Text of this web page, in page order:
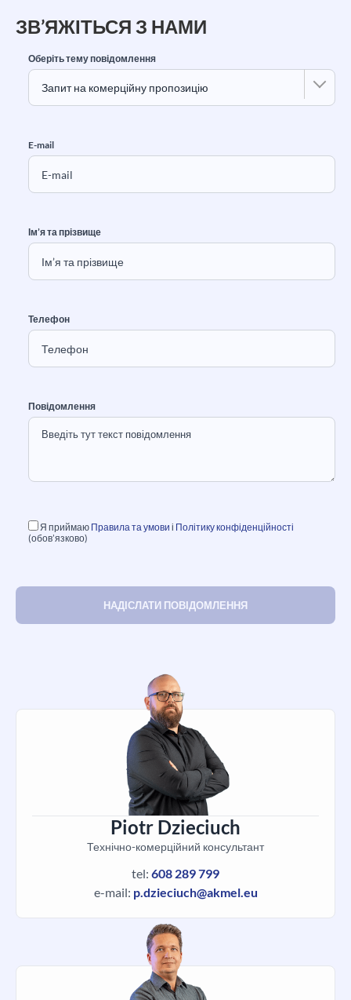
Piotr Dzieciuch
Технічно-комерційний консультант
tel: 608 289 799
e-mail: p.dzieciuch@akmel.eu
ЗВ’ЯЖІТЬСЯ З НАМИ
Оберіть тему повідомлення
E-mail
Ім’я та прізвище
Телефон
Повідомлення
Я приймаю Правила та умови і Політику конфіденційності
(обов’язково)